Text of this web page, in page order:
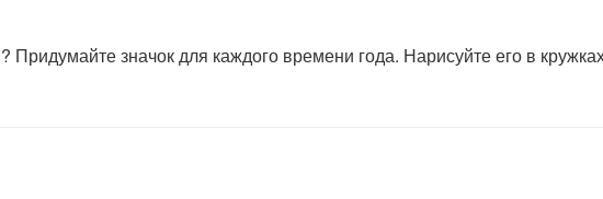
Придумайте значок для каждого времени года. Нарисуйте его в